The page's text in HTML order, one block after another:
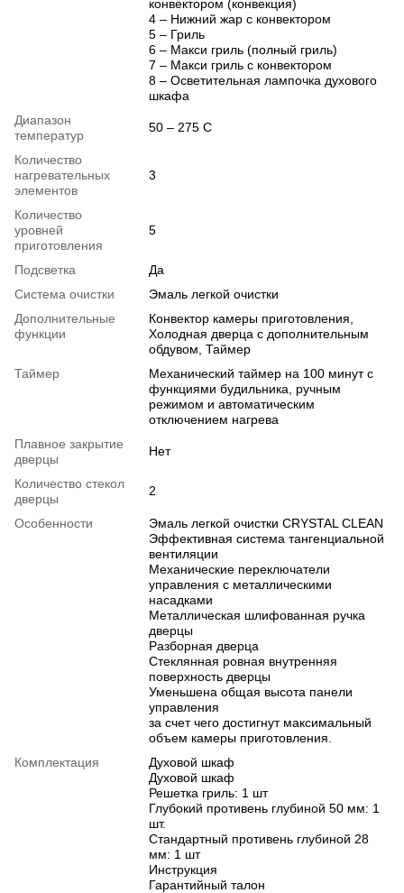
конвектором (конвекция)
4 – Нижний жар с конвектором
5 – Гриль
6 – Макси гриль (полный гриль)
7 – Макси гриль с конвектором
8 – Осветительная лампочка духового
шкафа
Диапазон
температур
50 – 275 С
Количество
нагревательных
элементов
3
Количество
уровней
приготовления
5
Подсветка
Да
Система очистки
Эмаль легкой очистки
Дополнительные
функции
Конвектор камеры приготовления,
Холодная дверца с дополнительным
обдувом, Таймер
Таймер
Механический таймер на 100 минут с
функциями будильника, ручным
режимом и автоматическим
отключением нагрева
Плавное закрытие
дверцы
Нет
Количество стекол
дверцы
2
Особенности
Эмаль легкой очистки CRYSTAL CLEAN
Эффективная система тангенциальной
вентиляции
Механические переключатели
управления с металлическими
насадками
Металлическая шлифованная ручка
дверцы
Разборная дверца
Стеклянная ровная внутренняя
поверхность дверцы
Уменьшена общая высота панели
управления
за счет чего достигнут максимальный
объем камеры приготовления.
Комплектация
Духовой шкаф
Духовой шкаф
Решетка гриль: 1 шт
Глубокий противень глубиной 50 мм: 1
шт.
Стандартный противень глубиной 28
мм: 1 шт
Инструкция
Гарантийный талон